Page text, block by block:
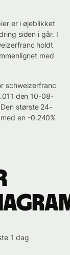
er i øjeblikket
siden i går. I
holdt
med
schweizerfranc
den 10-08-
største 24-
en -0.240%
1 dag